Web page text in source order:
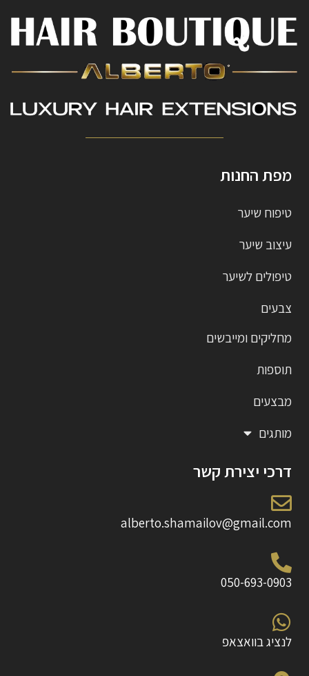
מפת החנות
טיפוח שיער
עיצוב שיער
טיפולים לשיער
צבעים
מחליקים ומייבשים
תוספות
מבצעים
מותגים
דרכי יצירת קשר
alberto.shamailov@gmail.com
050-693-0903
לנציג בוואצאפ